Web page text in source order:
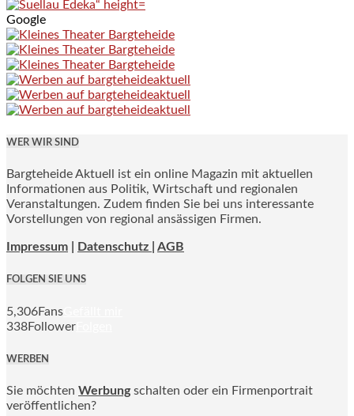
Google
WER WIR SIND
Bargteheide Aktuell ist ein online Magazin mit aktuellen
Informationen aus Politik, Wirtschaft und regionalen
Veranstaltungen. Zudem finden Sie bei uns interessante
Vorstellungen von regional ansässigen Firmen.
Impressum Datenschutz | AGB
FOLGEN SIE UNS
5,306Fans
338Follower
WERBEN
Sie möchten Werbung schalten oder ein Firmenportrait
veröffentlichen?